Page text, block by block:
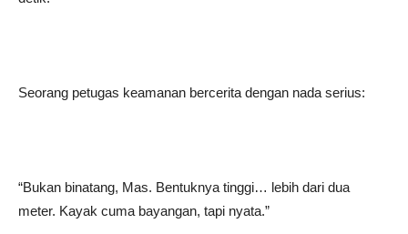
Seorang petugas keamanan bercerita dengan nada serius:
“Bukan binatang, Mas. Bentuknya tinggi… lebih dari dua
meter. Kayak cuma bayangan, tapi nyata.”